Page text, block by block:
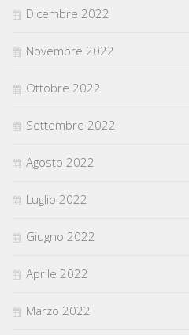
Dicembre 2022
Novembre 2022
Ottobre 2022
Settembre 2022
Agosto 2022
Luglio 2022
Giugno 2022
Aprile 2022
Marzo 2022